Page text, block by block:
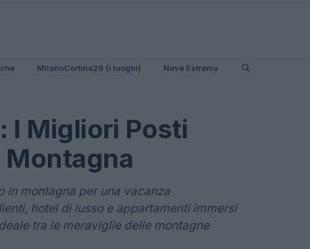
MIlanoCortina26 (i luoghi) Neve Estrema
I Migliori Posti
Montagna
in montagna per una vacanza
hotel di lusso e appartamenti immersi
tra le meraviglie delle montagne